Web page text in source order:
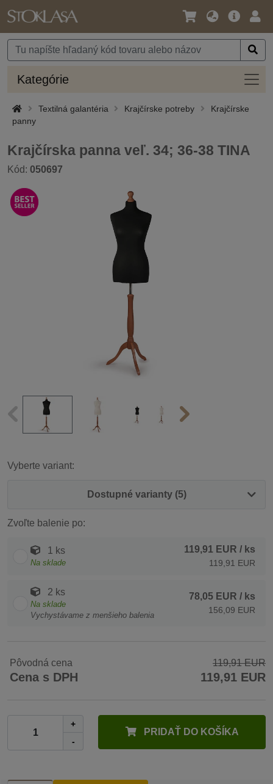
Jazyk
Mena
Hlavná
Kategórie
Textilná galantéria Krajčírske potreby
Krajčírske
panny
Krajčírska panna veľ. 34; 36-38 TINA
Kód: 050697
Vyberte variant:
Dostupné varianty (5)
Zvoľte balenie po:
1 ks
Na sklade
119,91 EUR / ks
119,91 EUR
2 ks
Na sklade
Vychystávame z menšieho balenia
78,05 EUR / ks
156,09 EUR
Pôvodná cena 119,91 EUR
Cena s DPH 119,91 EUR
+
-
PRIDAŤ DO KOŠÍKA